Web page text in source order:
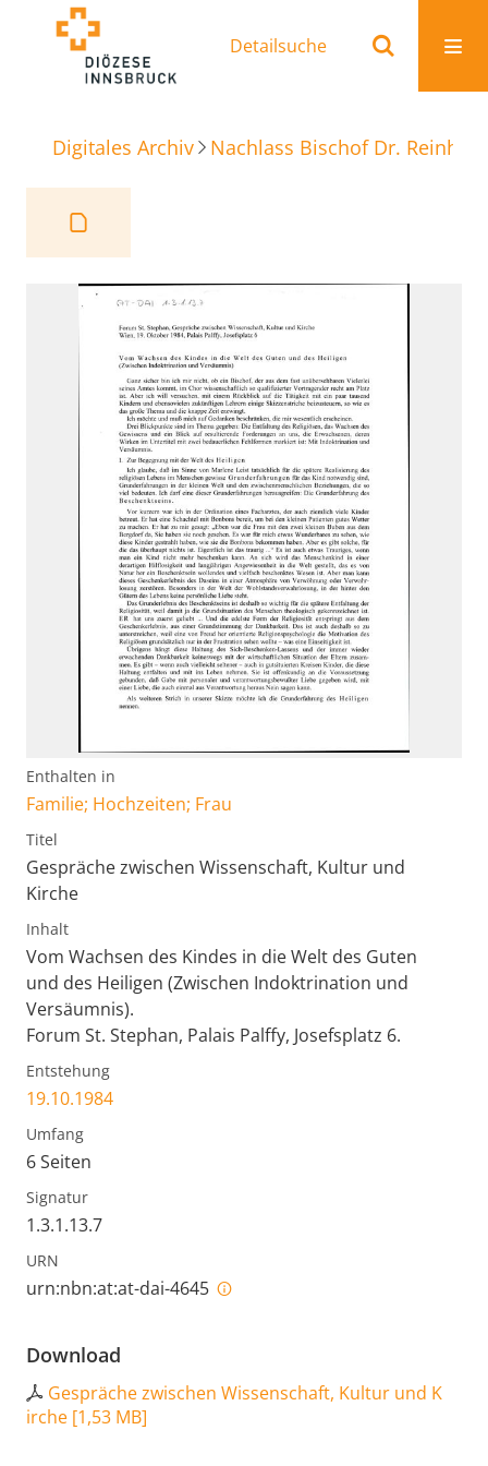
Detailsuche
Digitales Archiv Nachlass Bischof Dr.
Enthalten in
Familie; Hochzeiten; Frau
Titel
Gespräche zwischen Wissenschaft, Kultur und
Kirche
Inhalt
Vom Wachsen des Kindes in die Welt des Guten
und des Heiligen (Zwischen Indoktrination und
Versäumnis).
Forum St. Stephan, Palais Palffy, Josefsplatz 6.
Entstehung
19.10.1984
Umfang
6 Seiten
Signatur
1.3.1.13.7
URN
urn:nbn:at:at-dai-4645
Download
Gespräche zwischen Wissenschaft, Kultur und K
irche [1,53 MB]